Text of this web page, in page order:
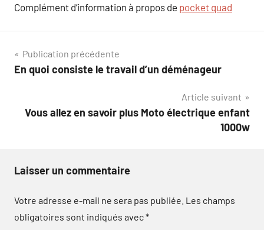
Complément d’information à propos de pocket quad
Navigation
de
Publication précédente
En quoi consiste le travail d’un déménageur
Article suivant
Vous allez en savoir plus Moto électrique enfant
1000w
Laisser un commentaire
Votre adresse e-mail ne sera pas publiée. Les champs
obligatoires sont indiqués avec*